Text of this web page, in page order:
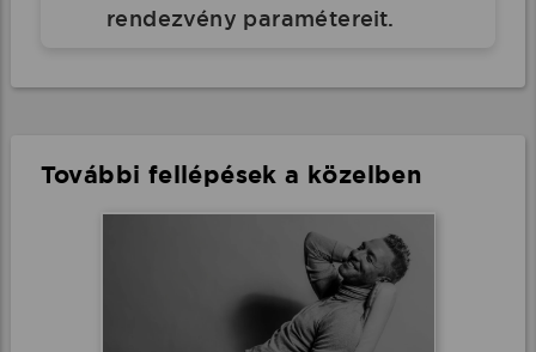
rendezvény paramétereit.
További fellépések a közelben